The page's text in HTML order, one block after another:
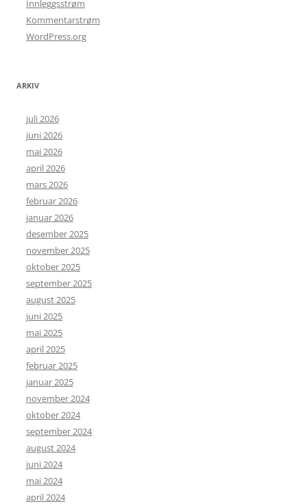
Innleggsstrøm
Kommentarstrøm
WordPress.org
ARKIV
juli 2026
juni 2026
mai 2026
april 2026
mars 2026
februar 2026
januar 2026
desember 2025
november 2025
oktober 2025
september 2025
august 2025
juni 2025
mai 2025
april 2025
februar 2025
januar 2025
november 2024
oktober 2024
september 2024
august 2024
juni 2024
mai 2024
april 2024